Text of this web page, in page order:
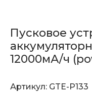
Пусковое
12000мА/ч
Артикул: GTE-P133